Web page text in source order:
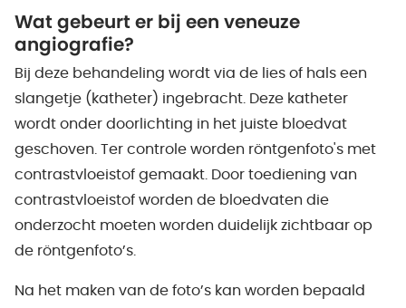
Wat gebeurt er bij een veneuze
angiografie?
Bij deze behandeling wordt via de lies of hals een
slangetje (katheter) ingebracht. Deze katheter
wordt onder doorlichting in het juiste bloedvat
geschoven. Ter controle worden röntgenfoto's met
contrastvloeistof gemaakt. Door toediening van
contrastvloeistof worden de bloedvaten die
onderzocht moeten worden duidelijk zichtbaar op
de röntgenfoto’s.
Na het maken van de foto’s kan worden bepaald